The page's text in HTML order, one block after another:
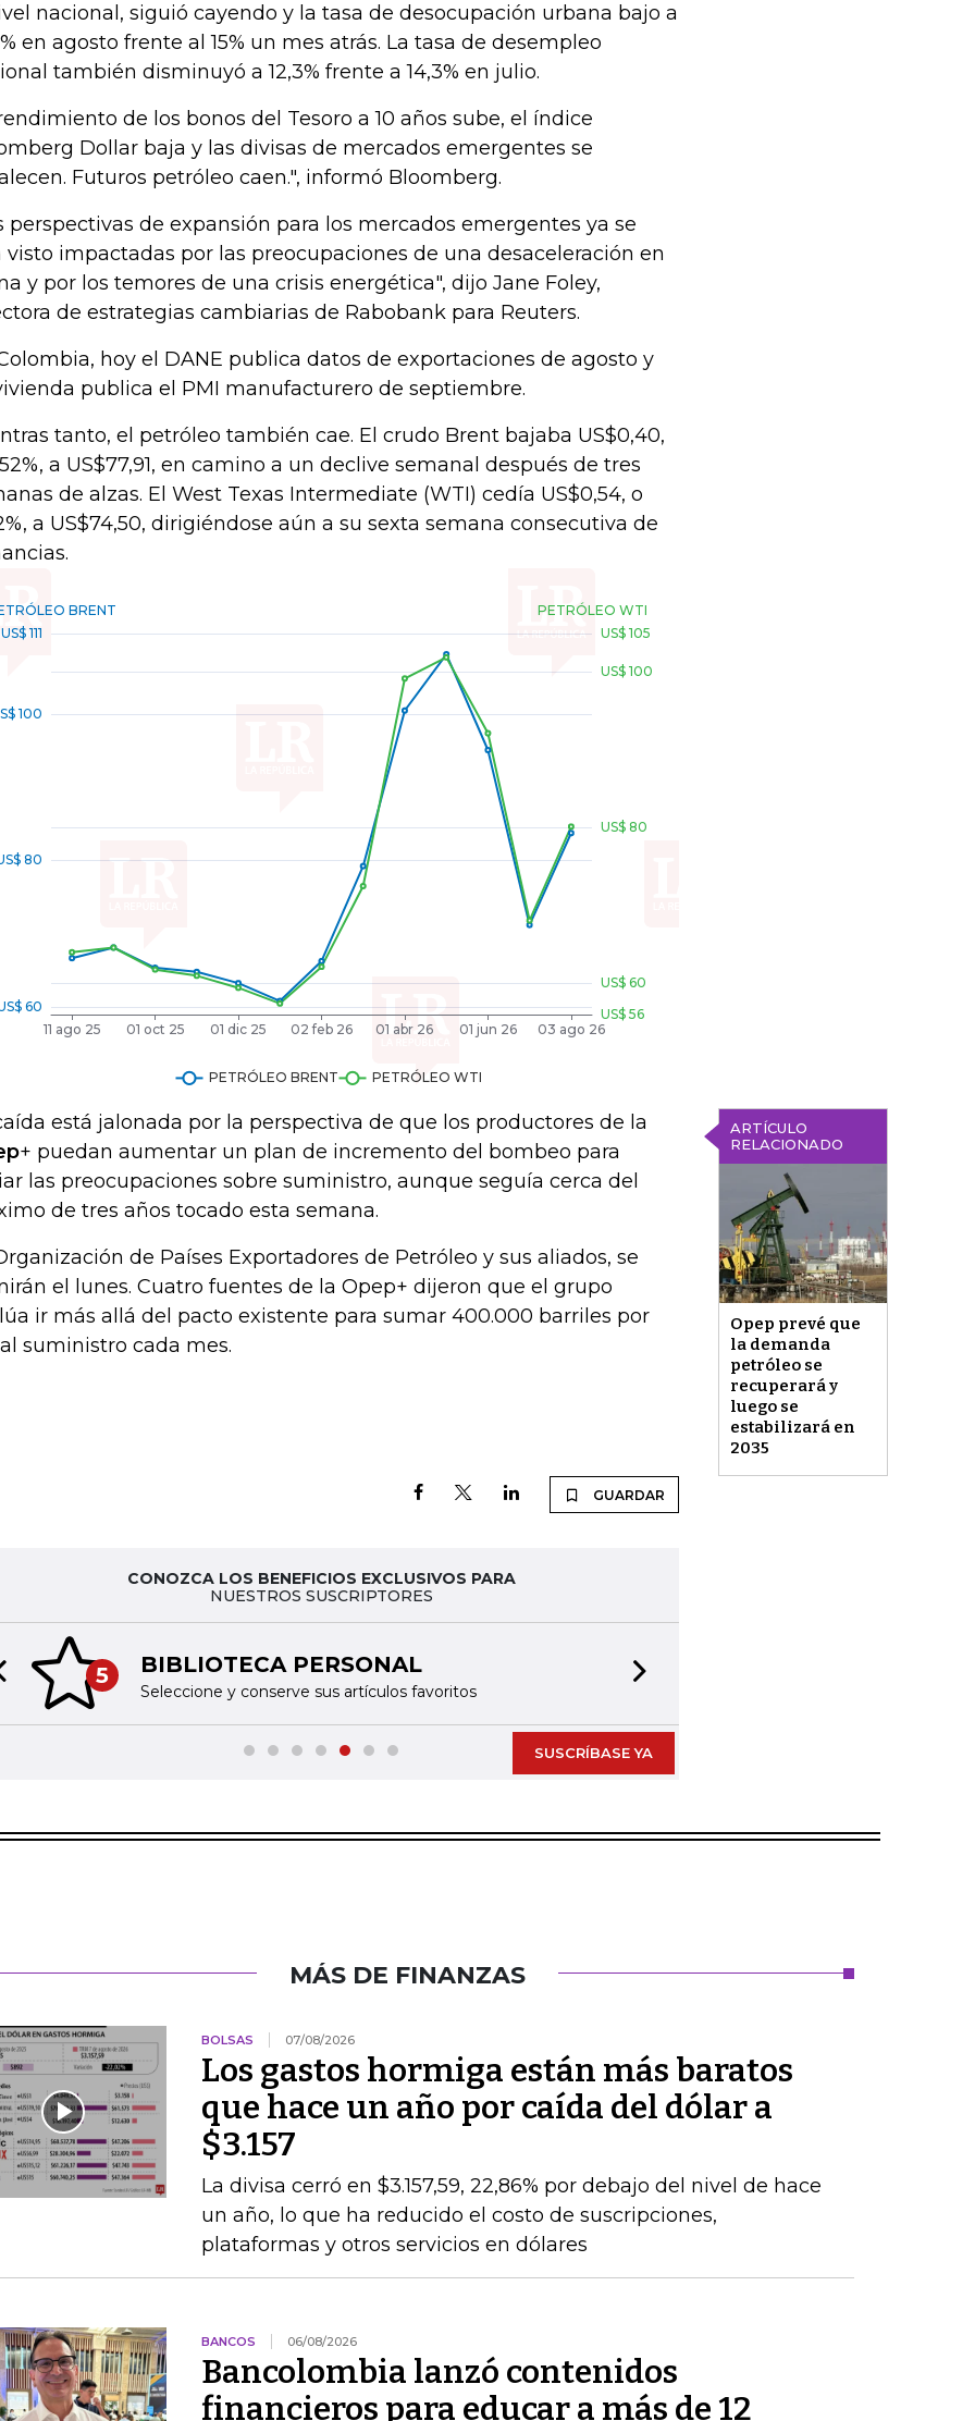
nacional, siguió cayendo y la tasa de desocupación urbana bajo a
en agosto frente al 15% un mes atrás. La tasa de desempleo
también disminuyó a 12,3% frente a 14,3% en julio.
de los bonos del Tesoro a 10 años sube, el índice
Dollar baja y las divisas de mercados emergentes se
Futuros petróleo caen.", informó Bloomberg.
perspectivas de expansión para los mercados emergentes ya se
visto impactadas por las preocupaciones de una desaceleración en
y por los temores de una crisis energética", dijo Jane Foley,
de estrategias cambiarias de Rabobank para Reuters.
hoy el DANE publica datos de exportaciones de agosto y
publica el PMI manufacturero de septiembre.
tanto, el petróleo también cae. El crudo Brent bajaba US$0,40,
a US$77,91, en camino a un declive semanal después de tres
de alzas. El West Texas Intermediate (WTI) cedía US$0,54, o
a US$74,50, dirigiéndose aún a su sexta semana consecutiva de
ARTÍCULO
RELACIONADO
Opep prevé que
la demanda
petróleo se
recuperará y
luego se
estabilizará en
2035
está jalonada por la perspectiva de que los productores de la
+ puedan aumentar un plan de incremento del bombeo para
las preocupaciones sobre suministro, aunque seguía cerca del
de tres años tocado esta semana.
de Países Exportadores de Petróleo y sus aliados, se
el lunes. Cuatro fuentes de la Opep+ dijeron que el grupo
ir más allá del pacto existente para sumar 400.000 barriles por
suministro cada mes.
GUARDAR
CONOZCA LOS BENEFICIOS EXCLUSIVOS PARA
NUESTROS SUSCRIPTORES
5 BIBLIOTECA PERSONAL
Seleccione y conserve sus artículos favoritos
Previous slide
SUSCRÍBASE YA
MÁS DE FINANZAS
BOLSAS 07/08/2026
Los gastos hormiga están más baratos
que hace un año por caída del dólar a
$3.157
La divisa cerró en $3.157,59, 22,86% por debajo del nivel de hace
un año, lo que ha reducido el costo de suscripciones,
plataformas y otros servicios en dólares
BANCOS 06/08/2026
Bancolombia lanzó contenidos
financieros para educar a más de 12